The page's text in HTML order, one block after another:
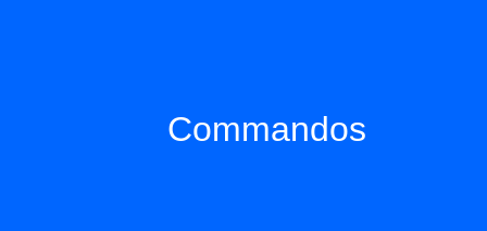
Commandos